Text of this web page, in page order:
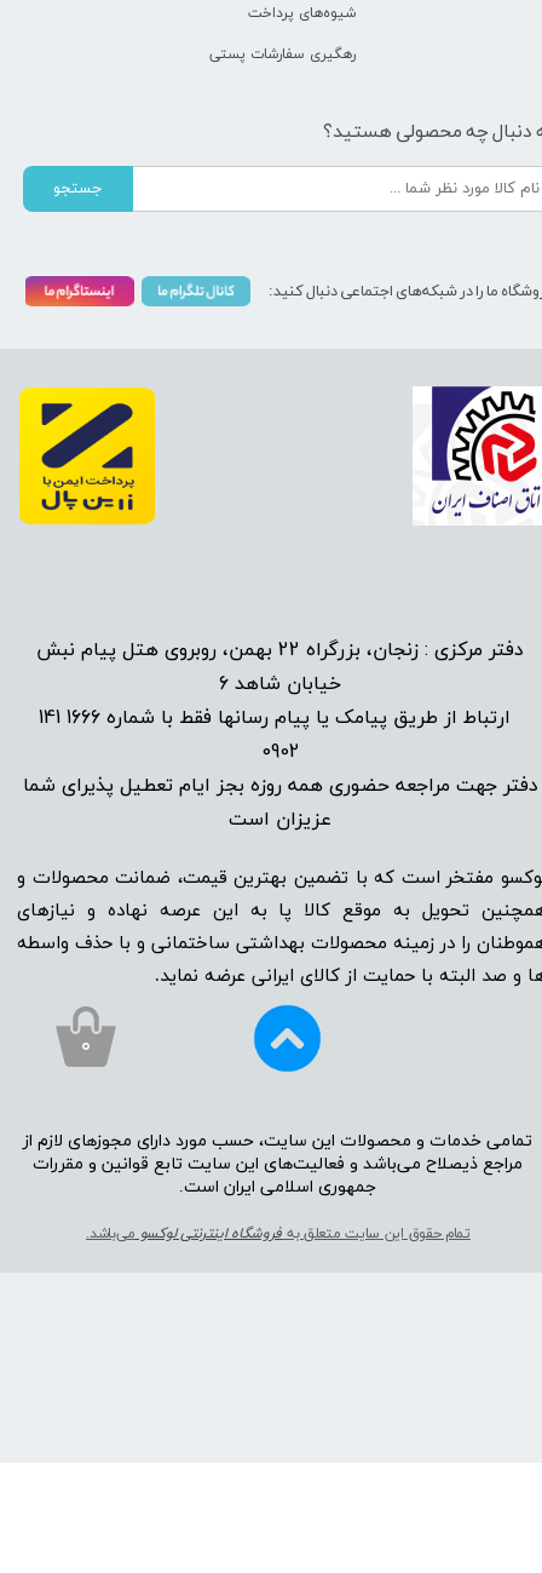
دفتر مرکزی : زنجان، بزرگراه 22 بهمن، روبروی هتل پیام نبش
خیابان شاهد 6
ارتباط از طریق پیامک یا پیام رسانها فقط با شماره
1666 141
0902
دفتر جهت مراجعه حضوری همه روزه بجز ایام تعطیل پذیرای شما
عزیزان است​​​​​​​
مفتخر است که با تضمین بهترین قیمت، ضمانت محصولات و
تحویل به موقع کالا پا به این عرصه نهاده و نیاز‌‌‌‌‌‌‌‌های
را در زمینه‌‌‌ محصولات بهداشتی ساختمانی و با حذف واسطه
و صد البته با حمایت از کالای ایرانی عرضه نماید.
تمامی خدمات و محصولات این سایت، حسب مورد دارای مجوز‌‌‌‌های لازم از
مراجع ذیصلاح می‌باشد و فعالیت‌‌‌‌های این سایت تابع قوانین و مقررات
جمهوری اسلامی ایران است.​​​​​​​
تمام حقوق این سایت متعلق بهفروشگاه اینترنتی لوکسومی‌باشد.
شیوه‌های پرداخت
رهگیری سفارشات پستی
دنبال چه محصولی هستید؟
جستجو
ما را در شبکه‌های اجتماعی دنبال کنید:
۰